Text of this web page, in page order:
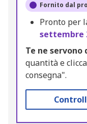
Fornito dal
Pronto per
settembre
Te ne servono
quantità e
consegna".